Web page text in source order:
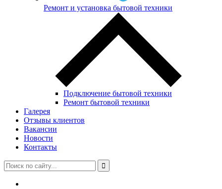
Ремонт и установка бытовой техники
Подключение бытовой техники
Ремонт бытовой техники
Галерея
Отзывы клиентов
Вакансии
Новости
Контакты